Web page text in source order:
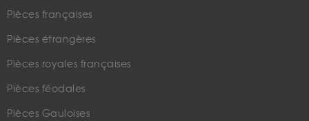
Pièces françaises
Pièces étrangères
Pièces royales françaises
Pièces féodales
Pièces Gauloises